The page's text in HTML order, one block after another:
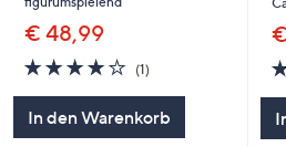
€ 48,99
4.0
von
5
(1)
In den Warenkorb